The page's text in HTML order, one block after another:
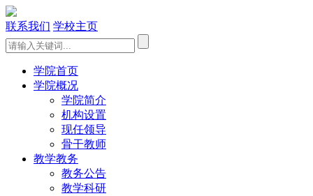
联系我们 学校主页
学院首页
学院概况
学院简介
机构设置
现任领导
骨干教师
教学教务
教务公告
教学科研